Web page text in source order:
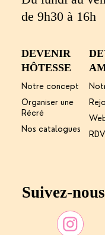
de 9h30 à 16h
DEVENIR
HÔTESSE
Notre concept
Organiser une
Récré
Nos catalogues
Suivez-